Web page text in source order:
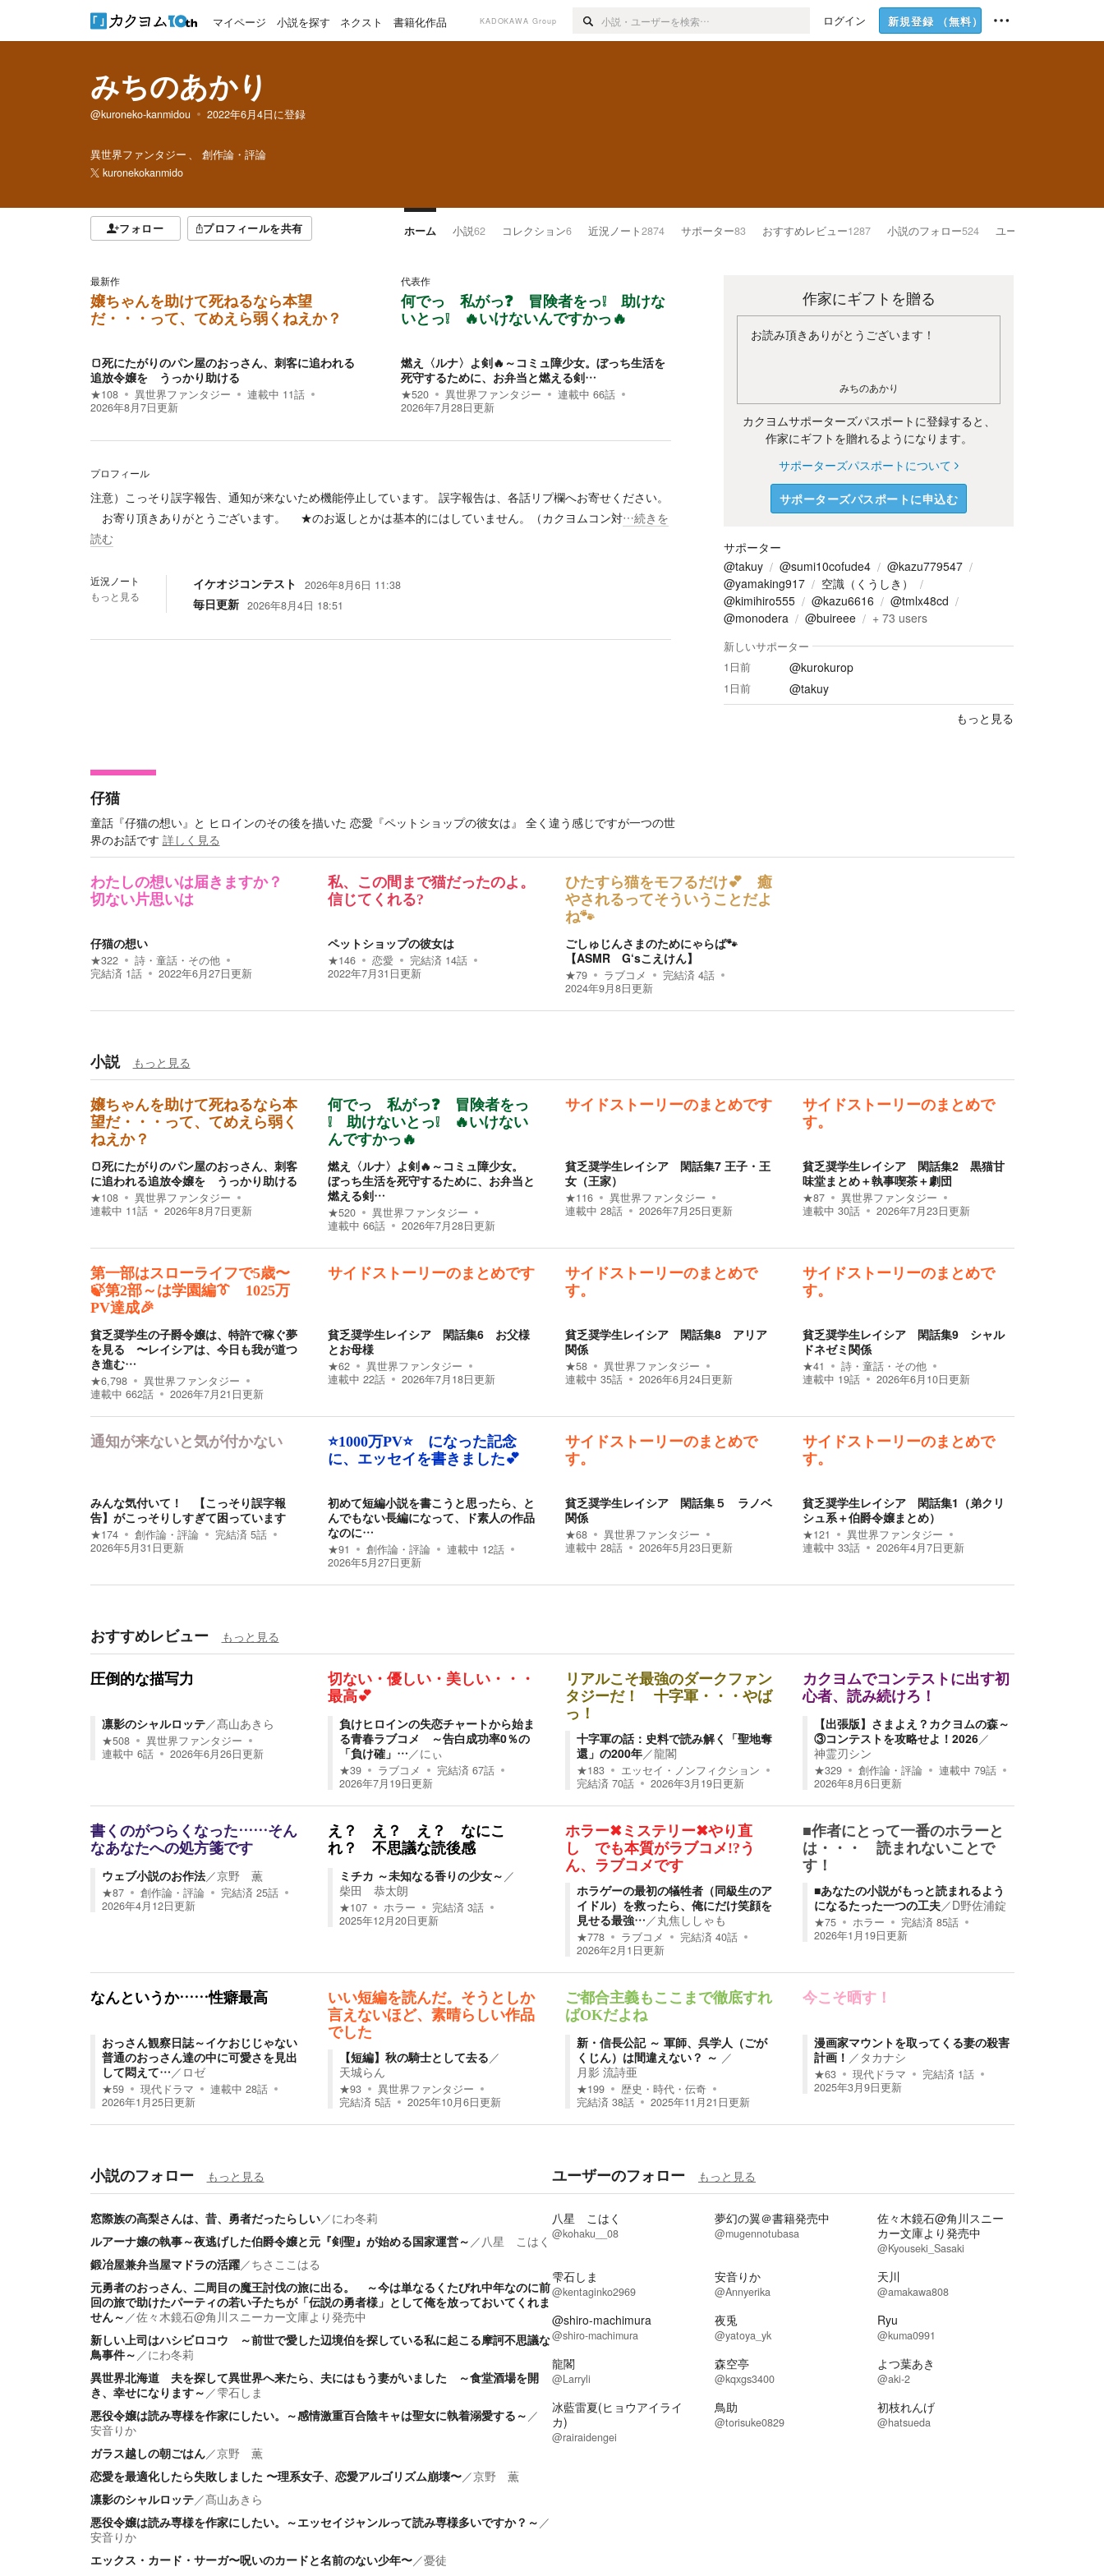
マイページ 小説を探す ネクスト 書籍化作品 KADOKAWA Group ログイン 新規登録 （無料）
みちのあかり
@kuroneko-kanmidou 2022年6月4日に登録
異世界ファンタジー
創作論・評論
kuronekokanmido
フォロー プロフィールを共有 ホーム 小説62 コレクション6 近況ノート2874 サポーター83 おすすめレビュー1287 小説のフォロー524 ユーザーのフォロー
最新作
嬢ちゃんを助けて死ねるなら本望
だ・・・って、てめえら弱くねえか？
🍞死にたがりのパン屋のおっさん、刺客に追われる
追放令嬢を うっかり助ける
★108 異世界ファンタジー 連載中 11話
2026年8月7日更新
代表作
何でっ 私がっ❓ 冒険者をっ❕ 助けな
いとっ❕ 🔥いけないんですかっ🔥
燃え〈ルナ〉よ剣🔥～コミュ障少女。ぼっち生活を
死守するために、お弁当と燃える剣…
★520 異世界ファンタジー 連載中 66話
2026年7月28日更新
プロフィール
注意）こっそり誤字報告、通知が来ないため機能停止しています。 誤字報告は、各話リプ欄へお寄せください。
お寄り頂きありがとうございます。 ★のお返しとかは基本的にはしていません。（カクヨムコン対…続きを
読む
近況ノート
もっと見る
イケオジコンテスト 2026年8月6日 11:38
毎日更新 2026年8月4日 18:51
作家にギフトを贈る
お読み頂きありがとうございます！
みちのあかり
カクヨムサポーターズパスポートに登録すると、
作家にギフトを贈れるようになります。
サポーターズパスポートについて
サポーターズパスポートに申込む
サポーター
@takuy
@sumi10cofude4
@kazu779547
@yamaking917
空識（くうしき）
@kimihiro555
@kazu6616
@tmlx48cd
@monodera
@buireee + 73 users
新しいサポーター
1日前
@kurokurop
1日前
@takuy
もっと見る
仔猫
童話『仔猫の想い』と ヒロインのその後を描いた 恋愛『ペットショップの彼女は』 全く違う感じですが一つの世
界のお話です 詳しく見る
わたしの想いは届きますか？
切ない片思いは
仔猫の想い
★322
詩・童話・その他
完結済 1話 2022年6月27日更新
私、この間まで猫だったのよ。
信じてくれる?
ペットショップの彼女は
★146 恋愛 完結済 14話
2022年7月31日更新
ひたすら猫をモフるだけ💕 癒
やされるってそういうことだよ
ね🐾
ごしゅじんさまのためにゃらば🐾
【ASMR G‘sこえけん】
★79 ラブコメ 完結済 4話
2024年9月8日更新
小説 もっと見る
嬢ちゃんを助けて死ねるなら本
望だ・・・って、てめえら弱く
ねえか？
🍞死にたがりのパン屋のおっさん、刺客
に追われる追放令嬢を うっかり助ける
★108
異世界ファンタジー
連載中 11話 2026年8月7日更新
何でっ 私がっ❓ 冒険者をっ
❕ 助けないとっ❕ 🔥いけない
んですかっ🔥
燃え〈ルナ〉よ剣🔥～コミュ障少女。
ぼっち生活を死守するために、お弁当と
燃える剣…
★520
異世界ファンタジー
連載中 66話 2026年7月28日更新
サイドストーリーのまとめです
貧乏奨学生レイシア 閑話集7 王子・王
女（王家）
★116
異世界ファンタジー
連載中 28話 2026年7月25日更新
サイドストーリーのまとめで
す。
貧乏奨学生レイシア 閑話集2 黒猫甘
味堂まとめ＋執事喫茶＋劇団
★87
異世界ファンタジー
連載中 30話 2026年7月23日更新
第一部はスローライフで5歳〜
🍃第2部～は学園編👔 1025万
PV達成🎉
貧乏奨学生の子爵令嬢は、特許で稼ぐ夢
を見る 〜レイシアは、今日も我が道つ
き進む…
★6,798
異世界ファンタジー
連載中 662話 2026年7月21日更新
サイドストーリーのまとめです
貧乏奨学生レイシア 閑話集6 お父様
とお母様
★62
異世界ファンタジー
連載中 22話 2026年7月18日更新
サイドストーリーのまとめで
す。
貧乏奨学生レイシア 閑話集8 アリア
関係
★58
異世界ファンタジー
連載中 35話 2026年6月24日更新
サイドストーリーのまとめで
す。
貧乏奨学生レイシア 閑話集9 シャル
ドネゼミ関係
★41
詩・童話・その他
連載中 19話 2026年6月10日更新
通知が来ないと気が付かない
みんな気付いて！ 【こっそり誤字報
告】がこっそりしすぎて困っています
★174 創作論・評論 完結済 5話
2026年5月31日更新
⭐️1000万PV⭐️ になった記念
に、エッセイを書きました💕
初めて短編小説を書こうと思ったら、と
んでもない長編になって、ド素人の作品
なのに…
★91 創作論・評論 連載中 12話
2026年5月27日更新
サイドストーリーのまとめで
す。
貧乏奨学生レイシア 閑話集５ ラノベ
関係
★68
異世界ファンタジー
連載中 28話 2026年5月23日更新
サイドストーリーのまとめで
す。
貧乏奨学生レイシア 閑話集1（弟クリ
シュ系＋伯爵令嬢まとめ）
★121
異世界ファンタジー
連載中 33話 2026年4月7日更新
おすすめレビュー もっと見る
圧倒的な描写力
凛影のシャルロッテ／髙山あきら
★508
異世界ファンタジー
連載中 6話 2026年6月26日更新
切ない・優しい・美しい・・・
最高💕
負けヒロインの失恋チャートから始ま
る青春ラブコメ ～告白成功率0％の
「負け確」…／にぃ
★39 ラブコメ 完結済 67話
2026年7月19日更新
リアルこそ最強のダークファン
タジーだ！ 十字軍・・・やば
っ！
十字軍の話：史料で読み解く「聖地奪
還」の200年／龍閣
★183
エッセイ・ノンフィクション
完結済 70話 2026年3月19日更新
カクヨムでコンテストに出す初
心者、読み続けろ！
【出張版】さまよえ？カクヨムの森～
③コンテストを攻略せよ！2026／
神霊刃シン
★329 創作論・評論 連載中 79話
2026年8月6日更新
書くのがつらくなった……そん
なあなたへの処方箋です
ウェブ小説のお作法／京野 薫
★87 創作論・評論 完結済 25話
2026年4月12日更新
え？ え？ え？ なにこ
れ？ 不思議な読後感
ミチカ ～未知なる香りの少女～ ／
柴田 恭太朗
★107 ホラー 完結済 3話
2025年12月20日更新
ホラー✖ミステリー✖やり直
し でも本質がラブコメ!?う
ん、ラブコメです
ホラゲーの最初の犠牲者（同級生のア
イドル）を救ったら、俺にだけ笑顔を
見せる最強…／丸焦ししゃも
★778 ラブコメ 完結済 40話
2026年2月1日更新
■作者にとって一番のホラーと
は・・・ 読まれないことで
す！
■あなたの小説がもっと読まれるよう
になるたった一つの工夫／D野佐浦錠
★75 ホラー 完結済 85話
2026年1月19日更新
なんというか……性癖最高
おっさん観察日誌～イケおじじゃない
普通のおっさん達の中に可愛さを見出
して悶えて…／ ロゼ
★59 現代ドラマ 連載中 28話
2026年1月25日更新
いい短編を読んだ。そうとしか
言えないほど、素晴らしい作品
でした
【短編】秋の騎士として去る／
天城らん
★93
異世界ファンタジー
完結済 5話 2025年10月6日更新
ご都合主義もここまで徹底すれ
ばOKだよね
新・信長公記 ～ 軍師、呉学人（ごが
くじん）は間違えない？ ～ ／
月影 流詩亜
★199
歴史・時代・伝奇
完結済 38話 2025年11月21日更新
今こそ晒す！
漫画家マウントを取ってくる妻の殺害
計画！ ／ タカナシ
★63 現代ドラマ 完結済 1話
2025年3月9日更新
小説のフォロー もっと見る
窓際族の高梨さんは、昔、勇者だったらしい／にわ冬莉
ルアーナ嬢の執事～夜逃げした伯爵令嬢と元『剣聖』が始める国家運営～ ／ 八星 こはく
鍛冶屋兼弁当屋マドラの活躍／ちさここはる
元勇者のおっさん、二周目の魔王討伐の旅に出る。 ～今は単なるくたびれ中年なのに前
回の旅で助けたパーティの若い子たちが「伝説の勇者様」として俺を放っておいてくれま
せん～ ／佐々木鏡石@角川スニーカー文庫より発売中
新しい上司はハシビロコウ ～前世で愛した辺境伯を探している私に起こる摩訶不思議な
鳥事件～ ／にわ冬莉
異世界北海道 夫を探して異世界へ来たら、夫にはもう妻がいました ～食堂酒場を開
き、幸せになります～ ／雫石しま
悪役令嬢は読み専様を作家にしたい。～感情激重百合陰キャは聖女に執着溺愛する～ ／
安音りか
ガラス越しの朝ごはん／京野 薫
恋愛を最適化したら失敗しました 〜理系女子、恋愛アルゴリズム崩壊〜／京野 薫
凛影のシャルロッテ／髙山あきら
悪役令嬢は読み専様を作家にしたい。～エッセイジャンルって読み専様多いですか？～ ／
安音りか
エックス・カード・サーガ〜呪いのカードと名前のない少年〜／憂徒
ユーザーのフォロー もっと見る
八星 こはく
@kohaku__08
夢幻の翼＠書籍発売中
@mugennotubasa
佐々木鏡石@角川スニー
カー文庫より発売中
@Kyouseki_Sasaki
雫石しま
@kentaginko2969
安音りか
@Annyerika
天川
@amakawa808
@shiro-machimura
@shiro-machimura
夜兎
@yatoya_yk
Ryu
@kuma0991
龍閣
@Larryli
森空亭
@kqxgs3400
よつ葉あき
@aki-2
冰藍雷夏(ヒョウアイライ
カ)
@rairaidengei
鳥助
@torisuke0829
初枝れんげ
@hatsueda